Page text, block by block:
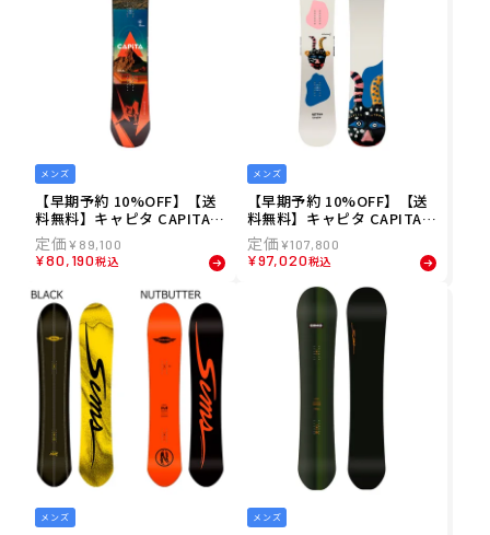
メンズ
【早期予約 10%OFF】【送
料無料】キャピタ CAPITA 2
6-27 メンズ D.O.A. スノーボ
ード S-BOARD2627-13
¥ 89,100
¥80,190税込
メンズ
【早期予約 10%OFF】【送
料無料】キャピタ CAPITA 2
6-27 メンズ AERONAUT ス
ノーボード S-BOARD2627-
12
¥107,800
¥97,020税込
メンズ メンズ